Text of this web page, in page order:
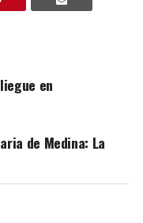
en
de Medina: La